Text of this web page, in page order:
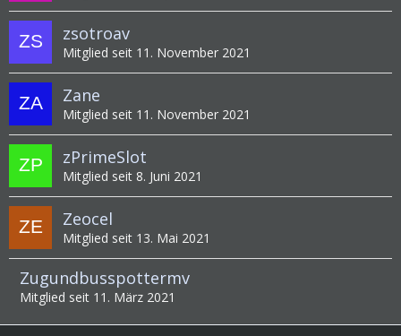
zsotroav
Mitglied seit 11. November 2021
Zane
Mitglied seit 11. November 2021
zPrimeSlot
Mitglied seit 8. Juni 2021
Zeocel
Mitglied seit 13. Mai 2021
Zugundbusspottermv
Mitglied seit 11. März 2021